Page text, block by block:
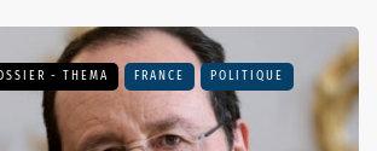
- THEMA FRANCE POLITIQUE